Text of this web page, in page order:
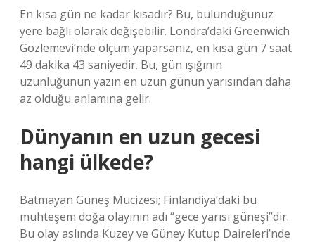
En kısa gün ne kadar kısadır? Bu, bulunduğunuz
yere bağlı olarak değişebilir. Londra’daki Greenwich
Gözlemevi’nde ölçüm yaparsanız, en kısa gün 7 saat
49 dakika 43 saniyedir. Bu, gün ışığının
uzunluğunun yazın en uzun günün yarısından daha
az olduğu anlamına gelir.
Dünyanın en uzun gecesi
hangi ülkede?
Batmayan Güneş Mucizesi; Finlandiya’daki bu
muhteşem doğa olayının adı “gece yarısı güneşi”dir.
Bu olay aslında Kuzey ve Güney Kutup Daireleri’nde